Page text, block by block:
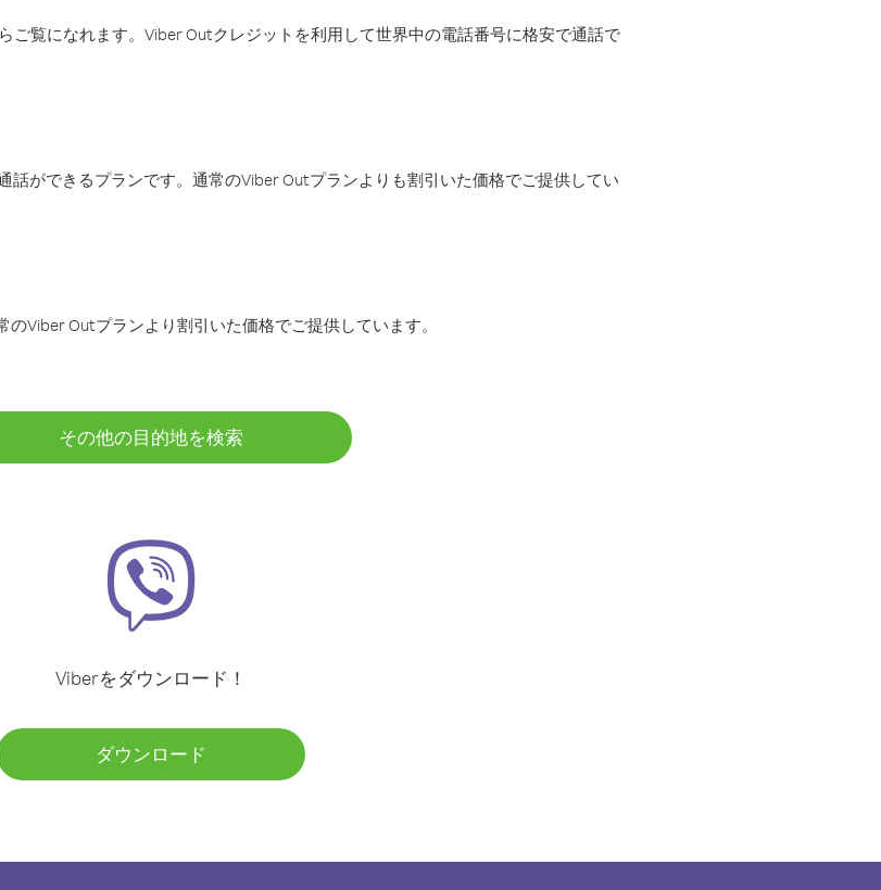
ご覧になれます。Viber Outクレジットを利用して世界中の電話番号に格安で通話で
ができるプランです。通常のViber Outプランよりも割引いた価格でご提供してい
Viber Outプランより割引いた価格でご提供しています。
その他の目的地を検索
Viberをダウンロード！
ダウンロード